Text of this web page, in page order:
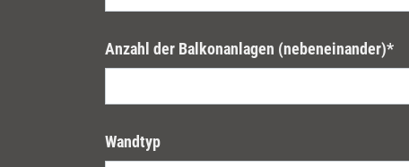
Anzahl der Balkonanlagen (nebeneinander)*
Wandtyp